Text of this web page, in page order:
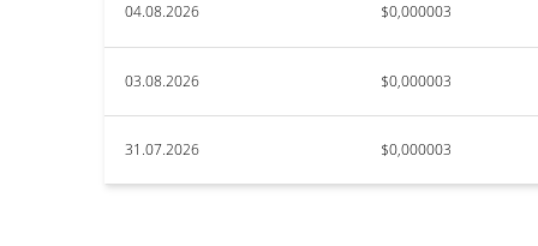
04.08.2026 $0,000003
03.08.2026 $0,000003
31.07.2026 $0,000003